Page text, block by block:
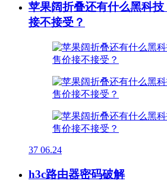
苹果阔折叠还有什么黑科
接不接受？
37 06.24
h3c路由器密码破解